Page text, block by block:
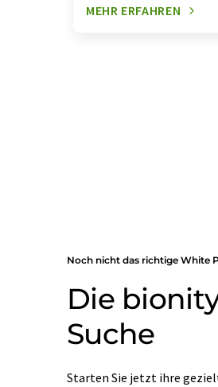
MEHR ERFAHREN
Noch nicht das richtige White
Die
Suche
Starten Sie jetzt ihre